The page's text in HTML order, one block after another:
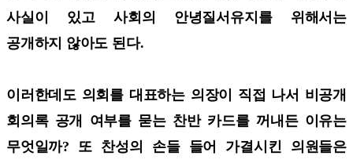
사실이 있고 사회의 안녕질서유지를 위해서는
공개하지 않아도 된다.
이러한데도 의회를 대표하는 의장이 직접 나서 비공개
회의록 공개 여부를 묻는 찬반 카드를 꺼내든 이유는
무엇일까? 또 찬성의 손들 들어 가결시킨 의원들은